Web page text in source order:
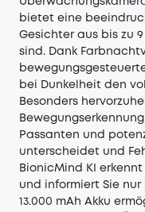
bietet eine
Gesichter aus bis zu
sind. Dank
bei Dunkelheit den
Besonders
Passanten und
unterscheidet und
BionicMind KI
und informiert Sie nur
13.000 mAh Akku